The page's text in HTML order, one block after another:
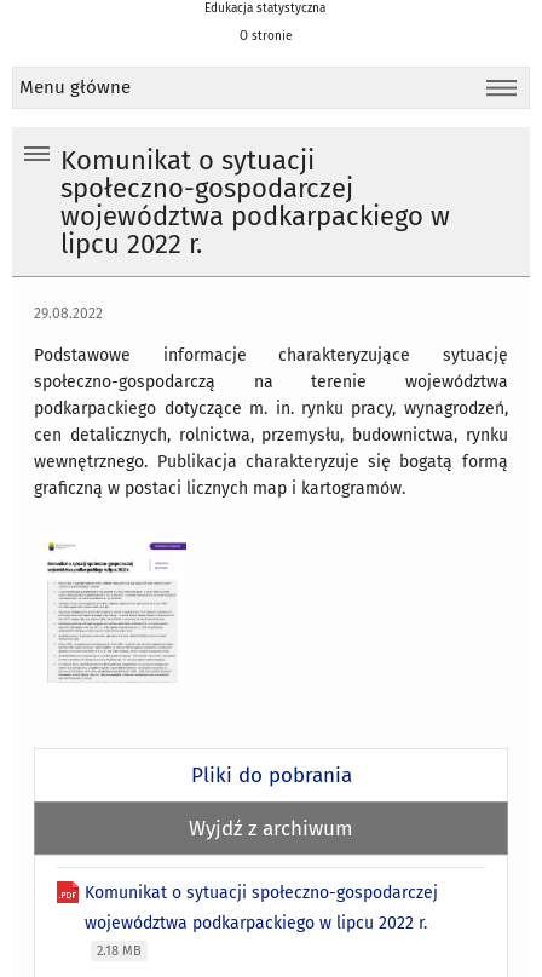
Edukacja statystyczna
O stronie
Menu główne
Komunikat o sytuacji
społeczno-gospodarczej
województwa podkarpackiego w
lipcu 2022 r.
29.08.2022
Podstawowe informacje charakteryzujące sytuację
społeczno-gospodarczą na terenie województwa
podkarpackiego dotyczące m. in. rynku pracy, wynagrodzeń,
cen detalicznych, rolnictwa, przemysłu, budownictwa, rynku
wewnętrznego. Publikacja charakteryzuje się bogatą formą
graficzną w postaci licznych map i kartogramów.
Pliki do pobrania
Wyjdź z archiwum
Komunikat o sytuacji społeczno-gospodarczej
województwa podkarpackiego w lipcu 2022 r.
2.18 MB